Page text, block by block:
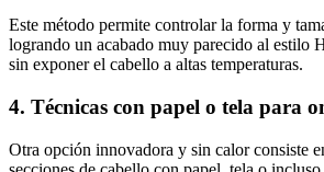
Este método permite controlar la forma y
logrando un acabado muy parecido al estilo
sin exponer el cabello a altas temperaturas.
4. Técnicas con papel o tela para
Otra opción innovadora y sin calor consiste